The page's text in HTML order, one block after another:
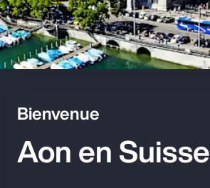
Bienvenue
Aon en Suisse